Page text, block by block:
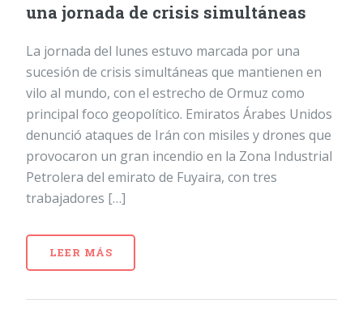
una jornada de crisis simultáneas
La jornada del lunes estuvo marcada por una
sucesión de crisis simultáneas que mantienen en
vilo al mundo, con el estrecho de Ormuz como
principal foco geopolítico. Emiratos Árabes Unidos
denunció ataques de Irán con misiles y drones que
provocaron un gran incendio en la Zona Industrial
Petrolera del emirato de Fuyaira, con tres
trabajadores […]
LEER MÁS